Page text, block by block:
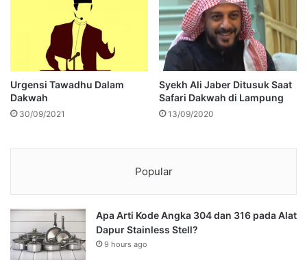
Urgensi Tawadhu Dalam
Dakwah
30/09/2021
Syekh Ali Jaber Ditusuk Saat
Safari Dakwah di Lampung
13/09/2020
Popular
Apa Arti Kode Angka 304 dan 316 pada Alat
Dapur Stainless Stell?
9 hours ago